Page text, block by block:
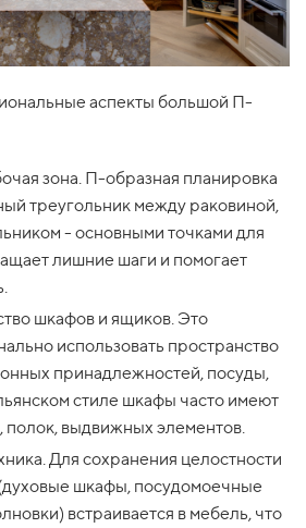
аспекты большой П-
зона. П-образная планировка
треугольник между раковиной,
- основными точками для
лишние шаги и помогает
шкафов и ящиков. Это
использовать пространство
принадлежностей, посуды,
стиле шкафы часто имеют
полок, выдвижных элементов.
Для сохранения целостности
шкафы, посудомоечные
встраивается в мебель, что